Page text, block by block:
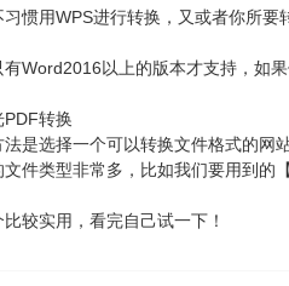
惯用WPS进行转换，又或者你所要
有Word2016以上的版本才支持，如
PDF转换
法是选择一个可以转换文件格式的网
件类型非常多，比如我们要用到的
较实用，看完自己试一下！